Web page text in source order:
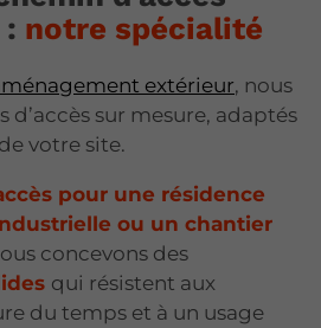
: notre spécialité
extérieur, nous
d’accès sur mesure, adaptés
votre site.
pour une résidence
ou un chantier
concevons des
qui résistent aux
du temps et à un usage